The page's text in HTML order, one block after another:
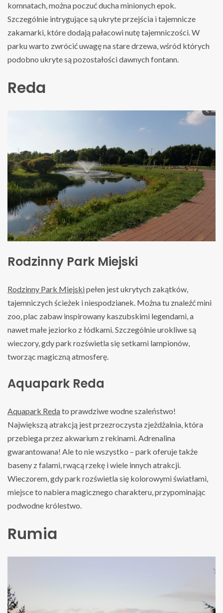
komnatach, można poczuć ducha minionych epok.
Szczególnie intrygujące są ukryte przejścia i tajemnicze
zakamarki, które dodają pałacowi nutę tajemniczości. W
parku warto zwrócić uwagę na stare drzewa, wśród których
podobno ukryte są pozostałości dawnych fontann.
Reda
Rodzinny Park Miejski
Rodzinny Park Miejskipełen jest ukrytych zakątków,
tajemniczych ścieżek i niespodzianek. Można tu znaleźć mini
zoo, plac zabaw inspirowany kaszubskimi legendami, a
nawet małe jeziorko z łódkami. Szczególnie urokliwe są
wieczory, gdy park rozświetla się setkami lampionów,
tworząc magiczną atmosferę.
Aquapark Reda
Aquapark Redato prawdziwe wodne szaleństwo!
Największą atrakcją jest przezroczysta zjeżdżalnia, która
przebiega przez akwarium z rekinami. Adrenalina
gwarantowana! Ale to nie wszystko – park oferuje także
baseny z falami, rwącą rzekę i wiele innych atrakcji.
Wieczorem, gdy park rozświetla się kolorowymi światłami,
miejsce to nabiera magicznego charakteru, przypominając
podwodne królestwo.
Rumia